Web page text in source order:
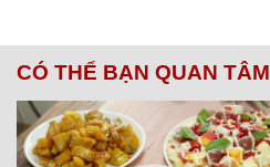
CÓ THỂ BẠN QUAN TÂM